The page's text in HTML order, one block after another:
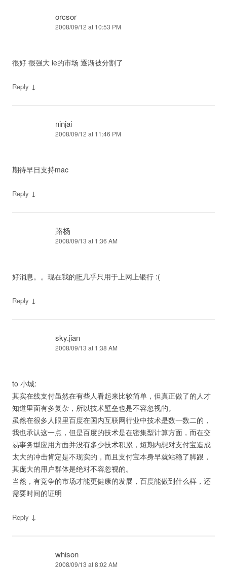
orcsor
2008/09/12 at 10:53 PM
很好 很强大 ie的市场 逐渐被分割了
Reply ↓
ninjai
2008/09/12 at 11:46 PM
期待早日支持mac
Reply ↓
路杨
2008/09/13 at 1:36 AM
好消息。。现在我的IE几乎只用于上网上银行 :(
Reply ↓
sky.jian
2008/09/13 at 1:38 AM
to 小城:
其实在线支付虽然在有些人看起来比较简单，但真正做了的人才
知道里面有多复杂，所以技术壁垒也是不容忽视的。
虽然在很多人眼里百度在国内互联网行业中技术是数一数二的，
我也承认这一点，但是百度的技术是在密集型计算方面，而在交
易事务型应用方面并没有多少技术积累，短期内想对支付宝造成
太大的冲击肯定是不现实的，而且支付宝本身早就站稳了脚跟，
其庞大的用户群体是绝对不容忽视的。
当然，有竞争的市场才能更健康的发展，百度能做到什么样，还
需要时间的证明
Reply ↓
whison
2008/09/13 at 8:02 AM